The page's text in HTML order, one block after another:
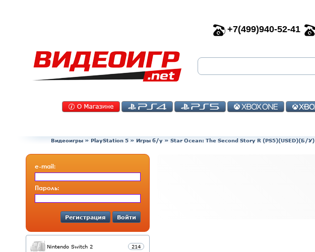
+7(499)940-52-41
Видеоигры » PlayStation 5 » Игры б/у » Star Ocean: The Second Story R (PS5)(USED)(Б/У)
e-mail:
Пароль:
Регистрация Войти
Nintendo Switch 2 214